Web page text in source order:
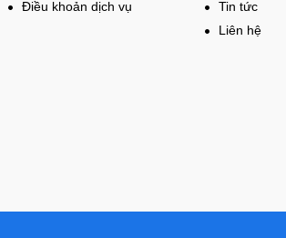
Điều khoản dịch vụ
Tin tức
Liên hệ